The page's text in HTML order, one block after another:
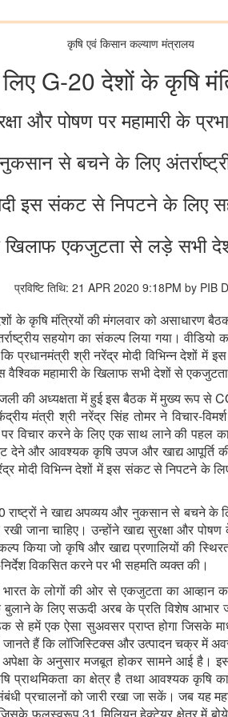
कृषि एवं किसान कल्‍याण मंत्रालय
G-20 देशों के कृषि
और पोषण पर महामारी के
से बचने के लिए
इस संकट से निपटने के लिए
खिलाफ एकजुटता से लड़े सभी
प्रविष्टि तिथि: 21 APR 2020 9:18PM by PIB
कृषि मंत्रियों की मंगलवार को असाधारण
सहयोग का संकल्प लिया गया।
प्रधानमंत्री श्री नरेंद्र मोदी विभिन्न
महामारी के खिलाफ सभी देशों से
की अध्यक्षता में हुई इस बैठक में मुख्य रूप से
मंत्री श्री नरेंद्र सिंह तोमर ने विचार-
विचार करने के लिए एक साथ लाने की पहल
देने और आवश्यक कृषि उपज और खाद्य आपूर्ति
मोदी विभिन्न देशों में इस संकट से निपटने
ने खाद्य अपव्यय और नुकसान से बचने के
जाना चाहिए। उन्होंने खाद्य सुरक्षा और
किया जो कृषि और खाद्य प्रणालियों की
निर्देश विकसित करने पर भी सहमति व्यक्त की।
के लोगों की ओर से एकजुटता का आव्हान
के लिए सऊदी अरब के प्रति विशेष आभार
से हमें एक ऐसा सुअवसर प्राप्त होगा जिसके
हैं कि लॉजिस्टिक्स और उत्पादन चक्र में
के अनुसार मजबूत होकर सामने आई है।
का क्षेत्र है तथा आवश्यक कृषि
प्रचालनों को जारी रखा जा सकें। जब यह